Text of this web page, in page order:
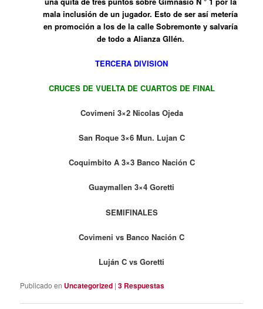
mala inclusión de un jugador. Esto de ser así metería
en promoción a los de la calle Sobremonte y salvaría
de todo a Alianza Gllén.
TERCERA DIVISION
CRUCES DE VUELTA DE CUARTOS DE FINAL
Covimeni 3×2 Nicolas Ojeda
San Roque 3×6 Mun. Lujan C
Coquimbito A 3×3 Banco Nación C
Guaymallen 3×4 Goretti
SEMIFINALES
Covimeni vs Banco Nación C
Luján C vs Goretti
Publicado en Uncategorized |3 Respuestas